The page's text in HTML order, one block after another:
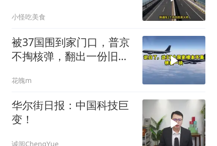
小怪吃美食
被37国围到家门口，普京
不掏核弹，翻出一份旧合
花魄m
华尔街日报：中国科技巨
变！
诚阅ChengYue